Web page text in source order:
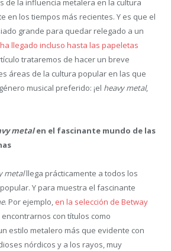
de la influencia metalera en la cultura
en los tiempos más recientes. Y es que el
grande para quedar relegado a un
ha llegado incluso hasta las papeletas
trataremos de hacer un breve
áreas de la cultura popular en las que
musical preferido: ¡el heavy metal,
metalen el fascinante mundo de las
metalllega prácticamente a todos los
Y para muestra el fascinante
. Por ejemplo, en la selección de Betway
con títulos como
estilo metalero más que evidente con
nórdicos y a los rayos, muy